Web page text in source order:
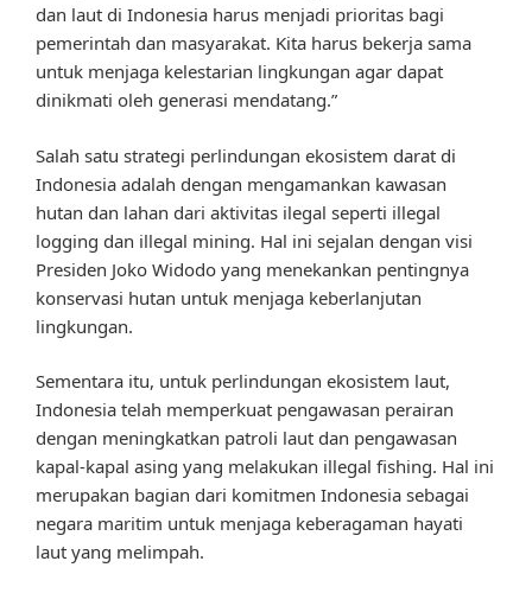
dan laut di Indonesia harus menjadi prioritas bagi
pemerintah dan masyarakat. Kita harus bekerja sama
untuk menjaga kelestarian lingkungan agar dapat
dinikmati oleh generasi mendatang.”
Salah satu strategi perlindungan ekosistem darat di
Indonesia adalah dengan mengamankan kawasan
hutan dan lahan dari aktivitas ilegal seperti illegal
logging dan illegal mining. Hal ini sejalan dengan visi
Presiden Joko Widodo yang menekankan pentingnya
konservasi hutan untuk menjaga keberlanjutan
lingkungan.
Sementara itu, untuk perlindungan ekosistem laut,
Indonesia telah memperkuat pengawasan perairan
dengan meningkatkan patroli laut dan pengawasan
kapal-kapal asing yang melakukan illegal fishing. Hal ini
merupakan bagian dari komitmen Indonesia sebagai
negara maritim untuk menjaga keberagaman hayati
laut yang melimpah.